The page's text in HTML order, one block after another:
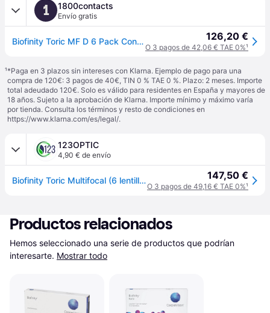
1 1800contacts
Envío gratis
Biofinity Toric MF D 6 Pack Contact Lenses 126,20 €
O 3 pagos de 42,06 € TAE 0%¹
¹*Paga en 3 plazos sin intereses con Klarna. Ejemplo de pago para una
compra de 120€: 3 pagos de 40€, TIN 0 % TAE 0 %. Plazo: 2 meses. Importe
total adeudado 120€. Solo es válido para residentes en España y mayores de
18 años. Sujeto a la aprobación de Klarna. Importe mínimo y máximo varía
por tienda. Consulta los términos y resto de condiciones en
https://www.klarna.com/es/legal/.
123OPTIC
4,90 € de envío
Biofinity Toric Multifocal (6 lentillas) 147,50 €
O 3 pagos de 49,16 € TAE 0%¹
Productos relacionados
Hemos seleccionado una serie de productos que podrían
interesarte. Mostrar todo